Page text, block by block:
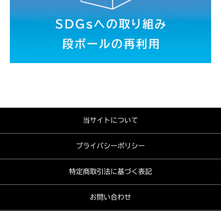
当サイトについて
プライバシーポリシー
特定商取引法に基づく表記
お問い合わせ